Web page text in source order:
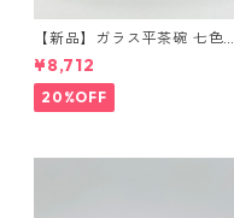
【新品】ガラス平茶碗 七色ト
クサ 今岡都 紙箱入【耐
熱】
¥8,712
20%OFF